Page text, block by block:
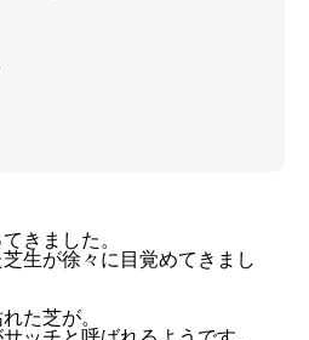
きました。
生が徐々に目覚めてきまし
た芝が。